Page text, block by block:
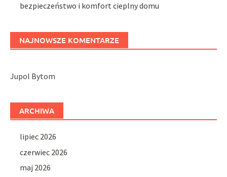
bezpieczeństwo i komfort cieplny domu
NAJNOWSZE KOMENTARZE
Jupol Bytom
ARCHIWA
lipiec 2026
czerwiec 2026
maj 2026